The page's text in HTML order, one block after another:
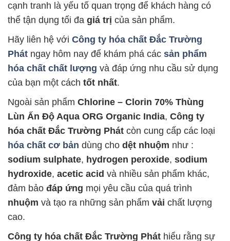
cạnh tranh là yếu tố quan trọng để khách hàng có
thể tận dụng tối đa giá trị của sản phẩm.
Hãy liên hệ với Công ty hóa chất Đắc Trường
Phát ngay hôm nay để khám phá các sản phẩm
hóa chất chất lượng và đáp ứng nhu cầu sử dụng
của bạn một cách tốt nhất.
Ngoài sản phẩm Chlorine – Clorin 70% Thùng
Lùn Ấn Độ Aqua ORG Organic India, Công ty
hóa chất Đắc Trường Phát còn cung cấp các loại
hóa chất cơ bản dùng cho dệt nhuộm như :
sodium sulphate, hydrogen peroxide, sodium
hydroxide, acetic acid và nhiều sản phẩm khác,
đảm bảo đáp ứng mọi yêu cầu của quá trình
nhuộm và tạo ra những sản phẩm vải chất lượng
cao.
Công ty hóa chất Đắc Trường Phát hiểu rằng sự